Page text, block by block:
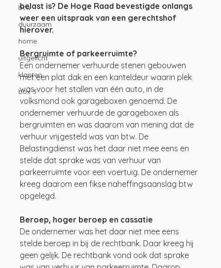
btw
duurzaam
home
uitgelicht
klanten
box 3
belast is? De Hoge Raad bevestigde onlangs
weer een uitspraak van een gerechtshof
hierover.
Bergruimte of parkeerruimte?
Een ondernemer verhuurde stenen gebouwen
met een plat dak en een kanteldeur waarin plek
was voor het stallen van één auto, in de
volksmond ook garageboxen genoemd. De
ondernemer verhuurde de garageboxen als
bergruimten en was daarom van mening dat de
verhuur vrijgesteld was van btw. De
Belastingdienst was het daar niet mee eens en
stelde dat sprake was van verhuur van
parkeerruimte voor een voertuig. De ondernemer
kreeg daarom een fikse naheffingsaanslag btw
opgelegd.
Beroep, hoger beroep en cassatie
De ondernemer was het daar niet mee eens
stelde beroep in bij de rechtbank. Daar kreeg hij
geen gelijk. De rechtbank vond ook dat sprake